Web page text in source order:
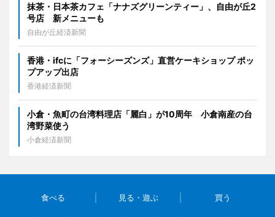
抹茶・日本茶カフェ「ナナズグリーンティー」、自由が丘2
号店 新メニューも
自由が丘経済新聞
香港・ifcに「フォーシーズンズ」直営ケーキショップ ポッ
プアップ出店
香港経済新聞
小倉・魚町の台湾料理店「麗白」が10周年 小倉南産の台
湾野菜使う
小倉経済新聞
食べる 見る・遊ぶ 買う